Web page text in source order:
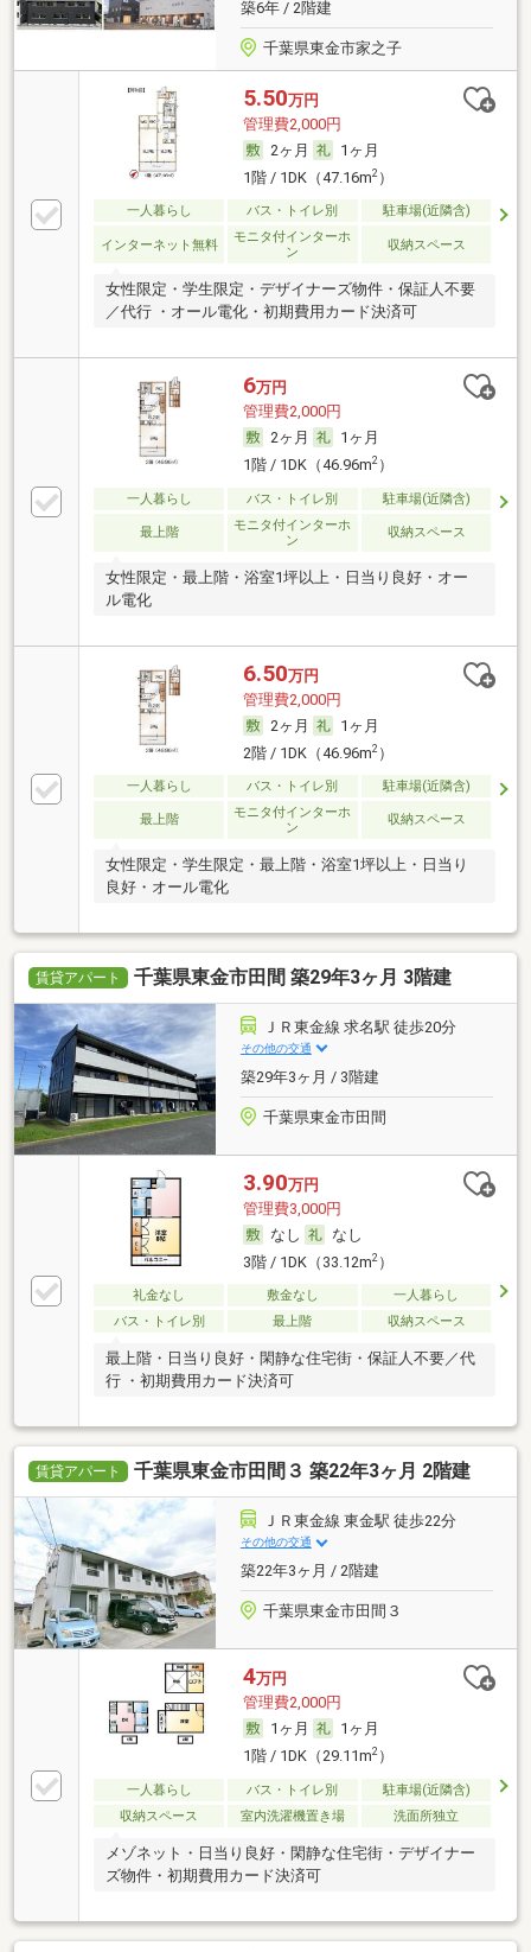
築6年 / 2階建
千葉県東金市家之子
5.50万円
管理費2,000円
2ヶ月
1ヶ月
1階 / 1DK（47.16m2）
一人暮らし バス・トイレ別 駐車場(近隣含)
インターネット無料
モニタ付インターホ
ン
収納スペース
女性限定・学生限定・デザイナーズ物件・保証人不要
／代行 ・オール電化・初期費用カード決済可
6万円
管理費2,000円
2ヶ月
1ヶ月
1階 / 1DK（46.96m2）
一人暮らし バス・トイレ別 駐車場(近隣含)
最上階
モニタ付インターホ
ン
収納スペース
女性限定・最上階・浴室1坪以上・日当り良好・オー
ル電化
6.50万円
管理費2,000円
2ヶ月
1ヶ月
2階 / 1DK（46.96m2）
一人暮らし バス・トイレ別 駐車場(近隣含)
最上階
モニタ付インターホ
ン
収納スペース
女性限定・学生限定・最上階・浴室1坪以上・日当り
良好・オール電化
賃貸アパート 千葉県東金市田間 築29年3ヶ月 3階建
ＪＲ東金線 求名駅 徒歩20分
その他の交通
築29年3ヶ月 / 3階建
千葉県東金市田間
3.90万円
管理費3,000円
なし
なし
3階 / 1DK（33.12m2）
礼金なし 敷金なし
一人暮らし
バス・トイレ別
最上階 収納スペース
最上階・日当り良好・閑静な住宅街・保証人不要／代
行 ・初期費用カード決済可
賃貸アパート 千葉県東金市田間３ 築22年3ヶ月 2階建
ＪＲ東金線 東金駅 徒歩22分
その他の交通
築22年3ヶ月 / 2階建
千葉県東金市田間３
4万円
管理費2,000円
1ヶ月
1ヶ月
1階 / 1DK（29.11m2）
一人暮らし バス・トイレ別
駐車場(近隣含)
収納スペース
室内洗濯機置き場 洗面所独立
メゾネット・日当り良好・閑静な住宅街・デザイナー
ズ物件・初期費用カード決済可